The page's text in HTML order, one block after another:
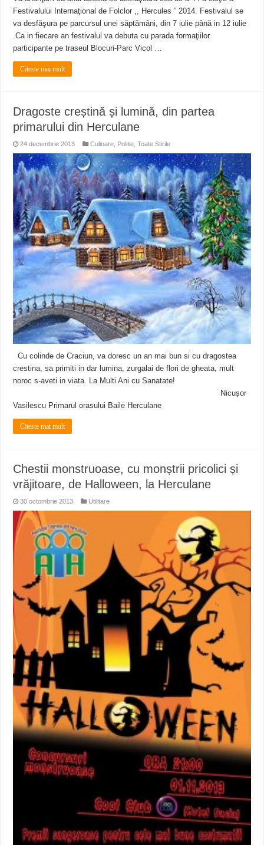
Festivalului Internaţional de Folclor ,, Hercules ” 2014. Festivalul se
va desfăşura pe parcursul unei săptămâni, din 7 iulie până in 12 iulie
.Ca in fiecare an festivalul va debuta cu parada formaţiilor
participante pe traseul Blocuri-Parc Vicol …
Citeste mai mult
Dragoste creștină și lumină, din partea
primarului din Herculane
24 decembrie 2013 Culinare Politie ,Toate Stirile
Cu colinde de Craciun, va doresc un an mai bun si cu dragostea
crestina, sa primiti in dar lumina, zurgalai de flori de gheata, mult
noroc s-aveti in viata. La Multi Ani cu Sanatate!
Nicușor
Vasilescu Primarul orasului Baile Herculane
Citeste mai mult
Chestii monstruoase, cu monștrii pricolici și
vrăjitoare, de Halloween, la Herculane
30 octombrie 2013 Utilitare